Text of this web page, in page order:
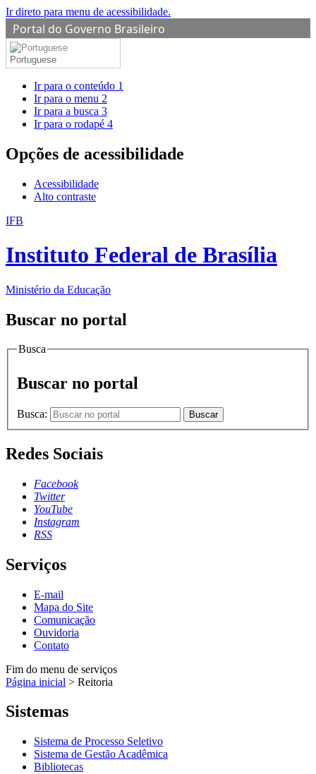
Ir direto para menu de acessibilidade.
Portal do Governo Brasileiro
Portuguese
Ir para o conteúdo 1
Ir para o menu 2
Ir para a busca 3
Ir para o rodapé 4
Opções de acessibilidade
Acessibilidade
Alto contraste
IFB
Instituto Federal de Brasília
Ministério da Educação
Buscar no portal
Busca
Buscar no portal
Busca: Buscar
Redes Sociais
Facebook
Twitter
YouTube
Instagram
RSS
Serviços
E-mail
Mapa do Site
Comunicação
Ouvidoria
Contato
Fim do menu de serviços
Página inicial > Reitoria
Sistemas
Sistema de Processo Seletivo
Sistema de Gestão Acadêmica
Bibliotecas